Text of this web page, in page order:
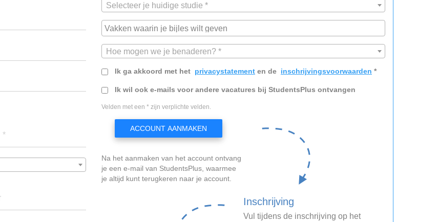
*
Selecteer je huidige studie *
Hoe mogen we je benaderen? *
Ik ga akkoord met het privacystatement en de inschrijvingsvoorwaarden *
Ik wil ook e-mails voor andere vacatures bij StudentsPlus ontvangen
Velden met een * zijn verplichte velden.
ACCOUNT AANMAKEN
Na het aanmaken van het account ontvang
je een e-mail van StudentsPlus, waarmee
je altijd kunt terugkeren naar je account.
Inschrijving
Vul tijdens de inschrijving op het